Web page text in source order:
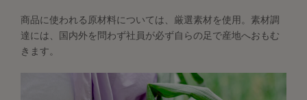
商品に使われる原材料については、厳選素材を使用。素材調
達には、国内外を問わず社員が必ず自らの足で産地へおもむ
きます。